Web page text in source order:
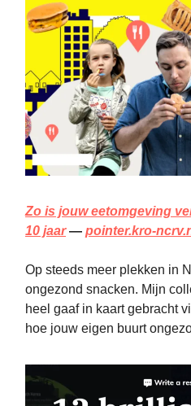
Zo is jouw eetomgeving
10 jaar— pointer.kro-
Op steeds meer plekken in
ongezond snacken. Mijn
heel gaaf in kaart gebracht
hoe jouw eigen buurt